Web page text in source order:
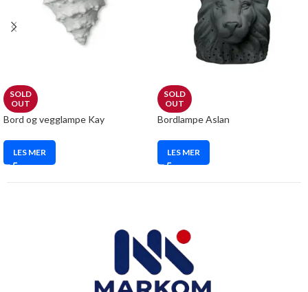
SOLD
OUT
Bord og vegglampe Kay
LES MER
SOLD
OUT
Bordlampe Aslan
LES MER